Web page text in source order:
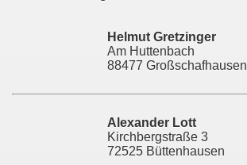
Helmut Gretzinger
Am Huttenbach
88477 Großschafhausen
Alexander Lott
Kirchbergstraße 3
72525 Büttenhausen